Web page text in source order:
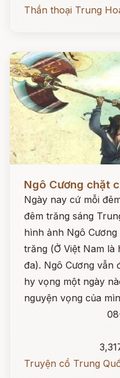
Thần thoại Trung
Ngô Cương chặt
Ngày nay cứ mỗi
đêm trăng sáng
hình ảnh Ngô
trăng (Ở Việt Nam
đa). Ngô Cương vẫn
hy vọng một ngày
nguyện vọng của
Truyện cổ Trung